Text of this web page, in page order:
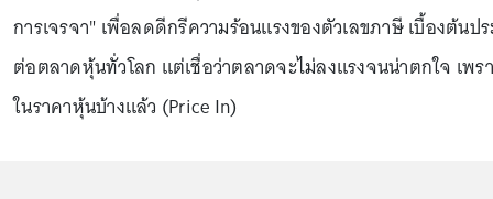
การเจรจา" เพื่อลดดีกรีความร้อนแรงของตัวเลขภาษี เบื้องต้นป
ต่อตลาดหุ้นทั่วโลก แต่เชื่อว่าตลาดจะไม่ลงแรงจนน่าตกใจ เพ
ในราคาหุ้นบ้างแล้ว (Price In)